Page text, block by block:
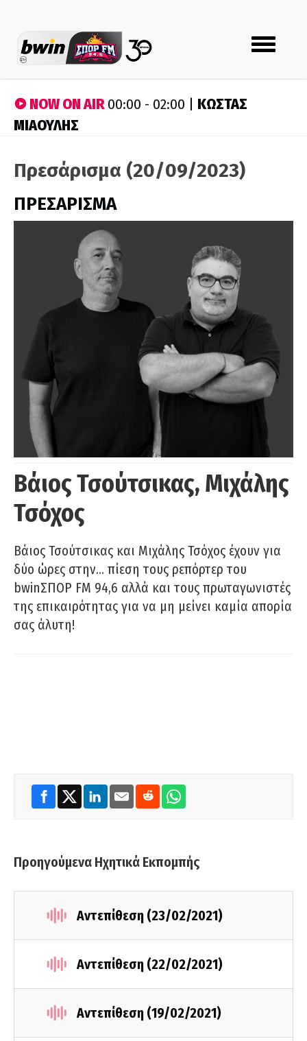
Toggle
navigation
NOW ON AIR00:00 - 02:00 | ΚΩΣΤΑΣ
ΜΙΑΟΥΛΗΣ
Πρεσάρισμα (20/09/2023)
ΠΡΕΣΑΡΙΣΜΑ
Βάιος Τσούτσικας, Μιχάλης
Τσόχος
Βάιος Τσούτσικας και Μιχάλης Τσόχος έχουν για
δύο ώρες στην… πίεση τους ρεπόρτερ του
bwinΣΠΟΡ FM 94,6 αλλά και τους πρωταγωνιστές
της επικαιρότητας για να μη μείνει καμία απορία
σας άλυτη!
Προηγούμενα Ηχητικά Εκπομπής
Αντεπίθεση (23/02/2021)
Αντεπίθεση (22/02/2021)
Αντεπίθεση (19/02/2021)